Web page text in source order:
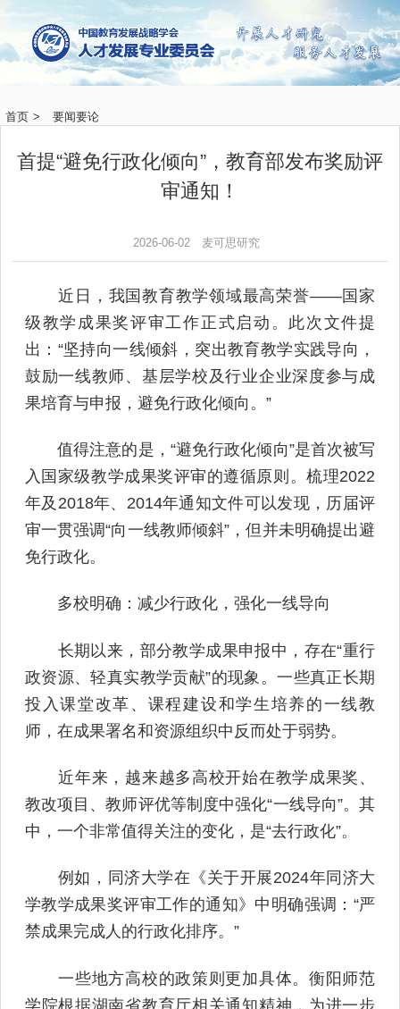
首页 > 要闻要论
首提“避免行政化倾向”，教育部发布奖励评
审通知！
2026-06-02 麦可思研究
近日，我国教育教学领域最高荣誉——国家
级教学成果奖评审工作正式启动。此次文件提
出：“坚持向一线倾斜，突出教育教学实践导向，
鼓励一线教师、基层学校及行业企业深度参与成
果培育与申报，避免行政化倾向。”
值得注意的是，“避免行政化倾向”是首次被写
入国家级教学成果奖评审的遵循原则。梳理2022
年及2018年、2014年通知文件可以发现，历届评
审一贯强调“向一线教师倾斜”，但并未明确提出避
免行政化。
多校明确：减少行政化，强化一线导向
长期以来，部分教学成果申报中，存在“重行
政资源、轻真实教学贡献”的现象。一些真正长期
投入课堂改革、课程建设和学生培养的一线教
师，在成果署名和资源组织中反而处于弱势。
近年来，越来越多高校开始在教学成果奖、
教改项目、教师评优等制度中强化“一线导向”。其
中，一个非常值得关注的变化，是“去行政化”。
例如，同济大学在《关于开展2024年同济大
学教学成果奖评审工作的通知》中明确强调：“严
禁成果完成人的行政化排序。”
一些地方高校的政策则更加具体。衡阳师范
学院根据湖南省教育厅相关通知精神，为进一步